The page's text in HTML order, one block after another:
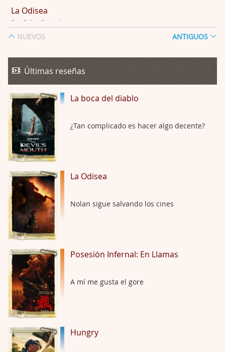
La Odisea
Por: Talan Gwynek
La Odisea
Por: Draghann
Trance
Por: Luar
Buena película, buen director y buenos ac …
El señor de las moscas
Por: Luar
Hungry
Por: Croc
Las 10 películas gore de Almas Oscuras
Por: JORDI CRUYFF
Possession
Por: Chupasangre
Mi opinión en su día. Su duracion me ha …
El eslabón podrido
Por: Luar
NUEVOS ANTIGUOS
Últimas reseñas
La boca del diablo
¿Tan complicado es hacer algo decente?
La Odisea
Nolan sigue salvando los cines
Posesión Infernal: En Llamas
A mí me gusta el gore
Hungry